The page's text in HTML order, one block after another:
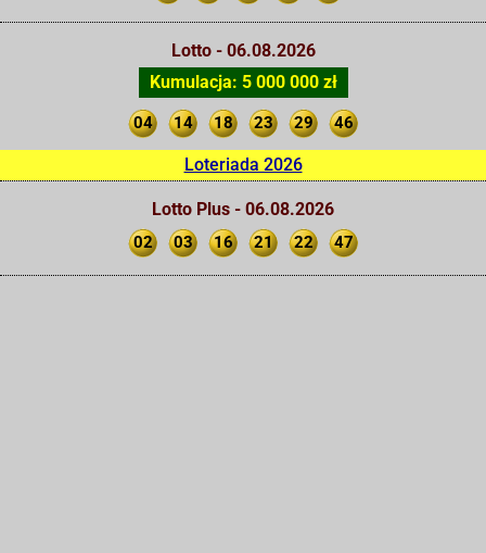
Lotto - 06.08.2026
Kumulacja: 5 000 000 zł
04 14 18 23 29 46
Loteriada 2026
Lotto Plus - 06.08.2026
02 03 16 21 22 47